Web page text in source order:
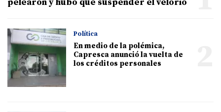
pelearon y hubo que suspender el velorio
Política
En medio de la polémica,
Capresca anunció la vuelta de
los créditos personales